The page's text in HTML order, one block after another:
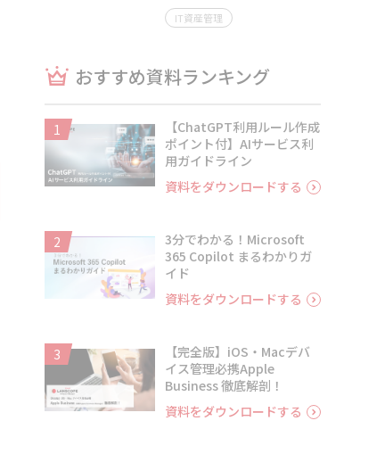
IT資産管理
おすすめ資料ランキング
1
【ChatGPT利用ルール作成
ポイント付】AIサービス利
用ガイドライン
資料をダウンロードする
2
3分でわかる！Microsoft
365 Copilot まるわかりガ
イド
資料をダウンロードする
3
【完全版】iOS・Macデバ
イス管理必携Apple
Business 徹底解剖！
資料をダウンロードする